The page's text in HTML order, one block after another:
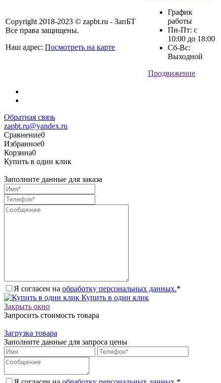
Copyright 2018-2023 © zapbt.ru - ЗапБТ
Все права защищены.
Наш адрес: Посмотреть на карте
График
работы
Пн-Пт: с
10:00 до 18:00
Сб-Вс:
Выходной
Продвижение
Обратная связь
zapbt.ru@yandex.ru
Сравнение0
Избранное0
Корзина0
Купить в один клик
Заполните данные для заказа
Я согласен на обработку персональных данных.*
Купить в один клик
Закрыть окно
Запросить стоимость товара
Загрузка товара
Заполните данные для запроса цены